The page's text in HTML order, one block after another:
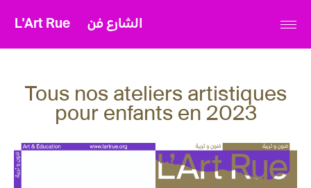
L'Art Rue الشارع فن
Tous nos ateliers artistiques
pour enfants en 2023